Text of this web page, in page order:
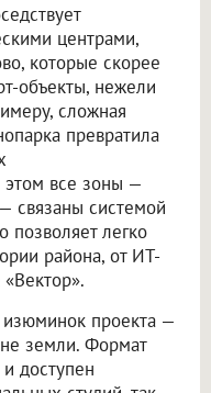
центрами,
которые скорее
объекты, нежели
сложная
превратила
этом все зоны —
связаны системой
позволяет легко
района, от ИТ-
проекта —
земли. Формат
доступен